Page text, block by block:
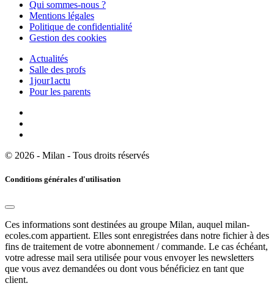
Qui sommes-nous ?
Mentions légales
Politique de confidentialité
Gestion des cookies
Actualités
Salle des profs
1jour1actu
Pour les parents
© 2026 - Milan - Tous droits réservés
Conditions générales d'utilisation
Ces informations sont destinées au groupe Milan, auquel milan-
ecoles.com appartient. Elles sont enregistrées dans notre fichier à des
fins de traitement de votre abonnement / commande. Le cas échéant,
votre adresse mail sera utilisée pour vous envoyer les newsletters
que vous avez demandées ou dont vous bénéficiez en tant que
client.